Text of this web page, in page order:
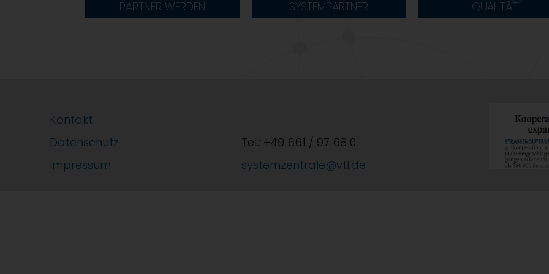
PARTNER WERDEN SYSTEMPARTNER QUALITÄT
Kontakt
Datenschutz
Impressum
Tel.: +49 661 / 97 68 0
systemzentrale@vtl.de